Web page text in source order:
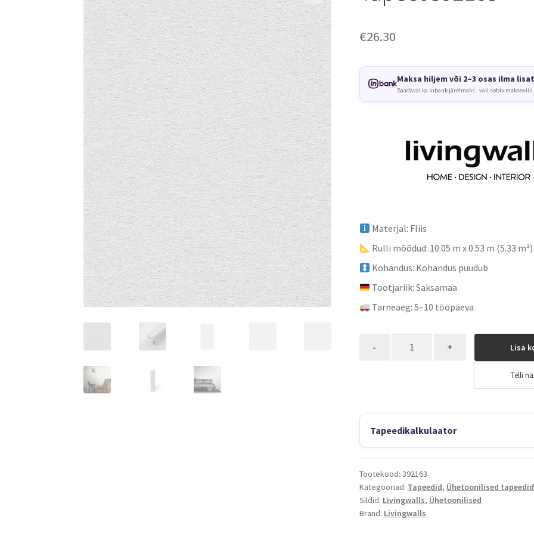
€26.30
Maksa hiljem või 2–3 osas ilma
Saadaval ka Inbank järelmaks · vali sobiv makseviis
Materjal: Fliis
Rulli mõõdud: 10.05 m x 0.53 m (5.33 m²)
Kohandus: Kohandus puudub
Tootjariik: Saksamaa
Tarneaeg: 5–10 tööpäeva
Lisa
Telli
Tapeedikalkulaator
Tootekood: 392163
Kategooriad: Tapeedid, Ühetoonilised tapeedid
Sildid: Livingwalls, Ühetoonilised
Brand: Livingwalls